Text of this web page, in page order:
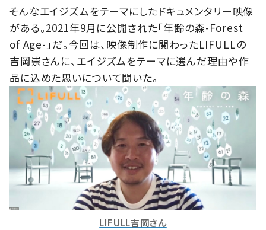
そんなエイジズムをテーマにしたドキュメンタリー映像
がある。2021年9月に公開された「年齢の森-Forest
of Age-」だ。今回は、映像制作に関わったLIFULLの
吉岡崇さんに、エイジズムをテーマに選んだ理由や作
品に込めた思いについて聞いた。
LIFULL吉岡さん